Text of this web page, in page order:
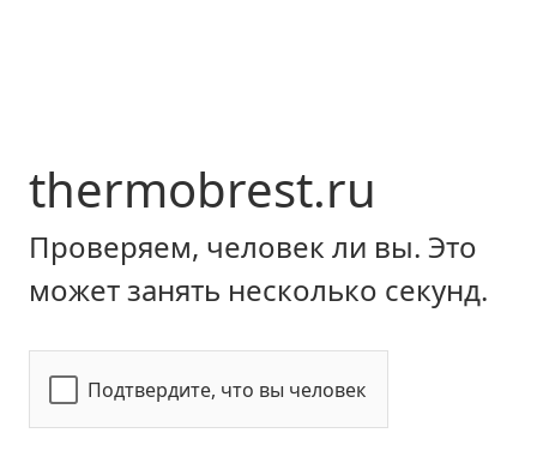
thermobrest.ru
Проверяем, человек ли вы. Это
может занять несколько секунд.
Подтвердите, что вы человек